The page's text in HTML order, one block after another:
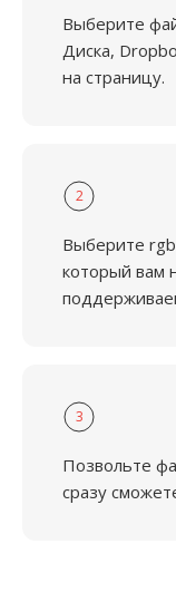
Выберите
Диска,
на страницу.
2
Выберите
который вам
3
Позвольте
сразу